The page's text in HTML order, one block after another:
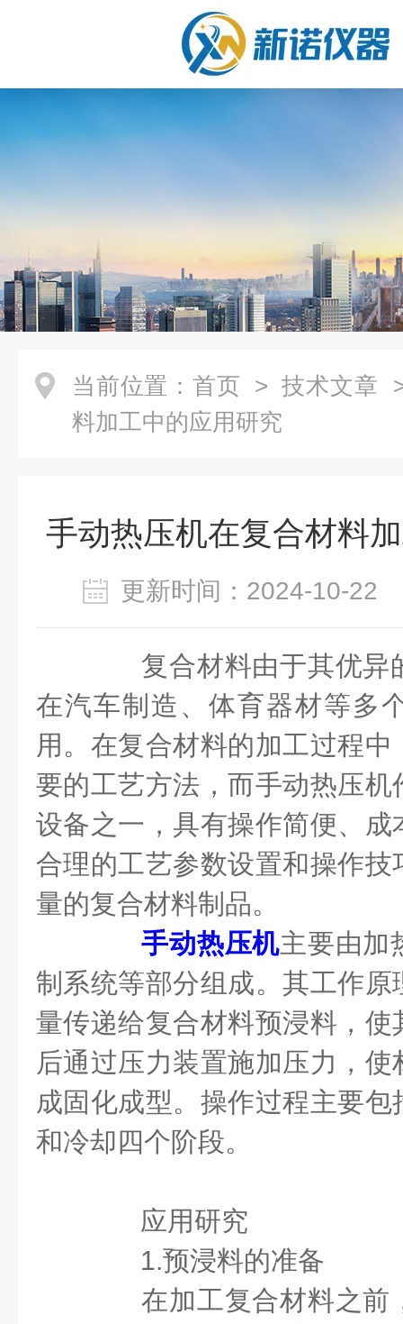
当前位置： 首页 > 技术文章
料加工中的应用研究
手动热压机在复合材料
更新时间：2024-10-
复合材料由于其优异
在汽车制造、体育器材等多
用。在复合材料的加工过程
要的工艺方法，而手动热压
设备之一，具有操作简便、
合理的工艺参数设置和操作
量的复合材料制品。
手动热压机主要由加
制系统等部分组成。其工作
量传递给复合材料预浸料，
后通过压力装置施加压力，
成固化成型。操作过程主要
和冷却四个阶段。
应用研究
1.预浸料的准备
在加工复合材料之前